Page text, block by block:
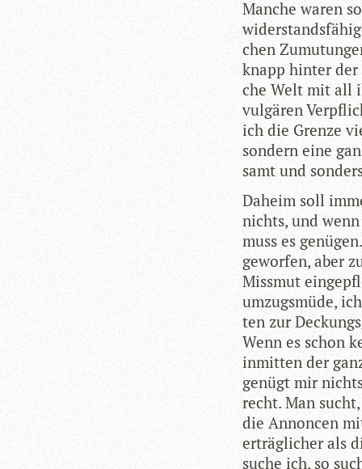
Man­che waren
chen
knapp hin­ter
che Welt mit all
vul­gä­ren
ich die Grenze
son­dern eine
samt und
Daheim soll
nichts, und
muss es
gewor­fen, aber
Miss­mut
umzugs­müde,
ten zur
Wenn es schon
inmit­ten der
genügt mir
recht. Man
die Annon­cen
erträg­li­cher als
suche ich, so